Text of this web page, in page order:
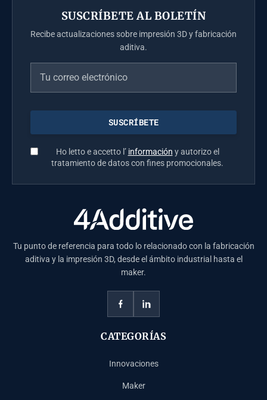
SUSCRÍBETE AL BOLETÍN
Recibe actualizaciones sobre impresión 3D y fabricación
aditiva.
Ho letto e accetto l’ información y autorizo el
tratamiento de datos con fines promocionales.
Tu punto de referencia para todo lo relacionado con la fabricación
aditiva y la impresión 3D, desde el ámbito industrial hasta el
maker.
CATEGORÍAS
Innovaciones
Maker